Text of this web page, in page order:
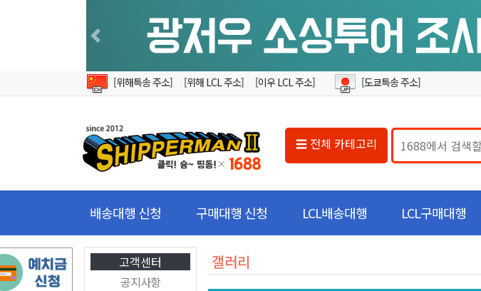
Previous
[위해특송 주소] [위해 LCL 주소] [이우 LCL 주소] [도쿄특송 주소]
☰ 전체 카테고리
배송대행 신청 구매대행 신청 LCL배송대행 LCL구매대행
고객센터
공지사항
갤러리